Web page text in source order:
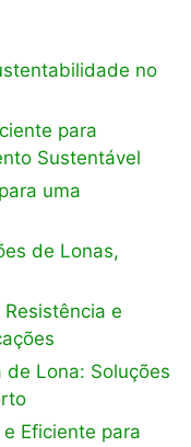
no
para
Sustentável
uma
de Lonas,
e
Lona: Soluções
Eficiente para